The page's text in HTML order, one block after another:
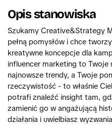
Opis stanowiska
Szukamy Creative&Strategy
pełną pomysłów i chce
kreatywne koncepcje dla
influencer marketing to Twoje
najnowsze trendy, a Twoje
rzeczywistość - to właśnie
potrafi znaleźć insight tam,
zamienić go w angażującą
działania i uwielbiasz